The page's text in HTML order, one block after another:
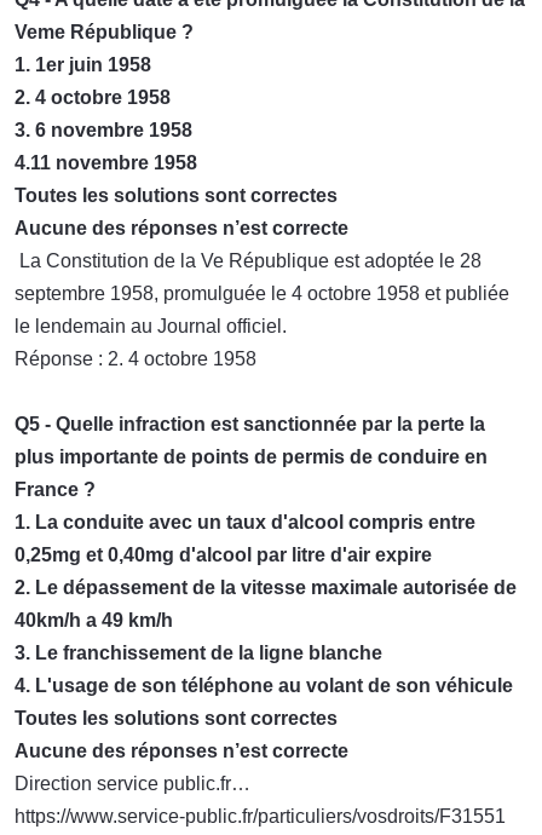
Veme République ?
1. 1er juin 1958
2. 4 octobre 1958
3. 6 novembre 1958
4.11 novembre 1958
Toutes les solutions sont correctes
Aucune des réponses n’est correcte
La Constitution de la Ve République est adoptée le 28
septembre 1958, promulguée le 4 octobre 1958 et publiée
le lendemain au Journal officiel.
Réponse : 2. 4 octobre 1958
Q5 - Quelle infraction est sanctionnée par la perte la
plus importante de points de permis de conduire en
France ?
1. La conduite avec un taux d'alcool compris entre
0,25mg et 0,40mg d'alcool par litre d'air expire
2. Le dépassement de la vitesse maximale autorisée de
40km/h a 49 km/h
3. Le franchissement de la ligne blanche
4. L'usage de son téléphone au volant de son véhicule
Toutes les solutions sont correctes
Aucune des réponses n’est correcte
Direction service public.fr…
https://www.service-public.fr/particuliers/vosdroits/F31551